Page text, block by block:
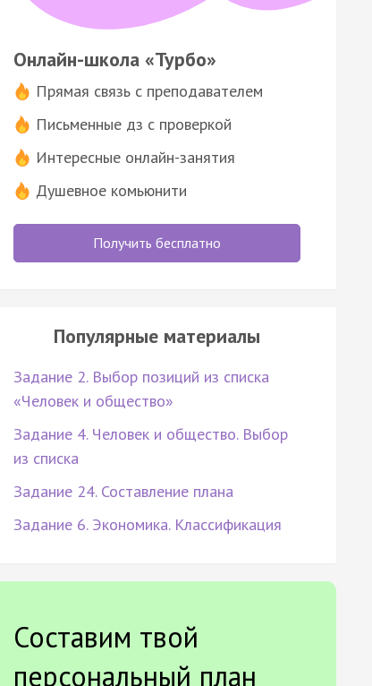
Онлайн-школа «Турбо»
Прямая связь с преподавателем
Письменные дз с проверкой
Интересные онлайн-занятия
Душевное комьюнити
Получить бесплатно
Популярные материалы
Задание 2. Выбор позиций из списка
«Человек и общество»
Задание 4. Человек и общество. Выбор
из списка
Задание 24. Составление плана
Задание 6. Экономика. Классификация
Составим твой
персональный план